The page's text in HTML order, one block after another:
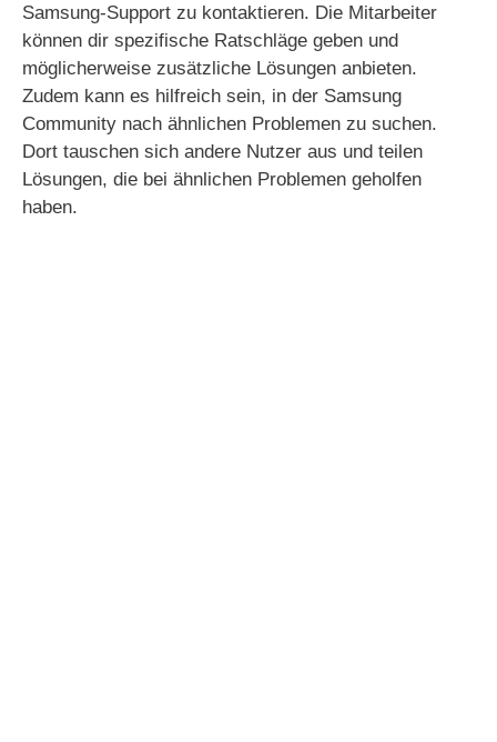
Samsung-Support zu kontaktieren. Die Mitarbeiter
können dir spezifische Ratschläge geben und
möglicherweise zusätzliche Lösungen anbieten.
Zudem kann es hilfreich sein, in der Samsung
Community nach ähnlichen Problemen zu suchen.
Dort tauschen sich andere Nutzer aus und teilen
Lösungen, die bei ähnlichen Problemen geholfen
haben.